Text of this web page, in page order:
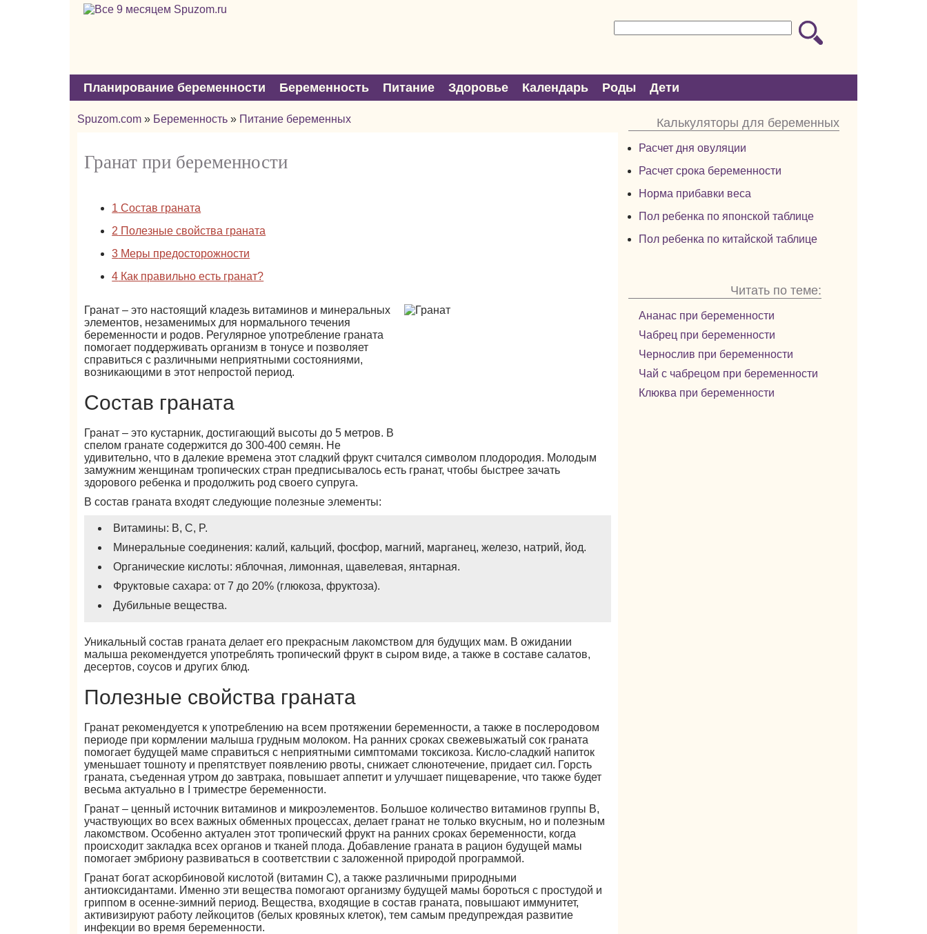
Планирование беременности Беременность Питание Здоровье Календарь Роды Дети
Spuzom.com » Беременность » Питание беременных
Гранат при беременности
1 Состав граната
2 Полезные свойства граната
3 Меры предосторожности
4 Как правильно есть гранат?
Гранат – это настоящий кладезь витаминов и минеральных
элементов, незаменимых для нормального течения
беременности и родов. Регулярное употребление граната
помогает поддерживать организм в тонусе и позволяет
справиться с различными неприятными состояниями,
возникающими в этот непростой период.
Состав граната
Гранат – это кустарник, достигающий высоты до 5 метров. В
спелом гранате содержится до 300-400 семян. Не
удивительно, что в далекие времена этот сладкий фрукт считался символом плодородия. Молодым
замужним женщинам тропических стран предписывалось есть гранат, чтобы быстрее зачать
здорового ребенка и продолжить род своего супруга.
В состав граната входят следующие полезные элементы:
Витамины: B, C, P.
Минеральные соединения: калий, кальций, фосфор, магний, марганец, железо, натрий, йод.
Органические кислоты: яблочная, лимонная, щавелевая, янтарная.
Фруктовые сахара: от 7 до 20% (глюкоза, фруктоза).
Дубильные вещества.
Уникальный состав граната делает его прекрасным лакомством для будущих мам. В ожидании
малыша рекомендуется употреблять тропический фрукт в сыром виде, а также в составе салатов,
десертов, соусов и других блюд.
Полезные свойства граната
Гранат рекомендуется к употреблению на всем протяжении беременности, а также в послеродовом
периоде при кормлении малыша грудным молоком. На ранних сроках свежевыжатый сок граната
помогает будущей маме справиться с неприятными симптомами токсикоза. Кисло-сладкий напиток
уменьшает тошноту и препятствует появлению рвоты, снижает слюнотечение, придает сил. Горсть
граната, съеденная утром до завтрака, повышает аппетит и улучшает пищеварение, что также будет
весьма актуально в I триместре беременности.
Гранат – ценный источник витаминов и микроэлементов. Большое количество витаминов группы B,
участвующих во всех важных обменных процессах, делает гранат не только вкусным, но и полезным
лакомством. Особенно актуален этот тропический фрукт на ранних сроках беременности, когда
происходит закладка всех органов и тканей плода. Добавление граната в рацион будущей мамы
помогает эмбриону развиваться в соответствии с заложенной природой программой.
Гранат богат аскорбиновой кислотой (витамин C), а также различными природными
антиоксидантами. Именно эти вещества помогают организму будущей мамы бороться с простудой и
гриппом в осенне-зимний период. Вещества, входящие в состав граната, повышают иммунитет,
активизируют работу лейкоцитов (белых кровяных клеток), тем самым предупреждая развитие
инфекции во время беременности.
Калькуляторы для беременных
Расчет дня овуляции
Расчет срока беременности
Норма прибавки веса
Пол ребенка по японской таблице
Пол ребенка по китайской таблице
Читать по теме:
Ананас при беременности
Чабрец при беременности
Чернослив при беременности
Чай с чабрецом при беременности
Клюква при беременности